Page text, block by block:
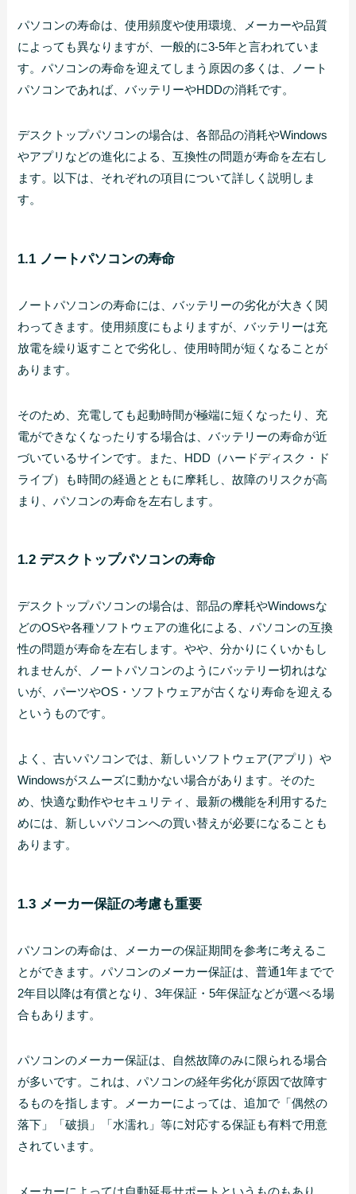
パソコンの寿命は、使用頻度や使用環境、メーカーや品質
によっても異なりますが、一般的に3-5年と言われていま
す。パソコンの寿命を迎えてしまう原因の多くは、ノート
パソコンであれば、バッテリーやHDDの消耗です。
デスクトップパソコンの場合は、各部品の消耗やWindows
やアプリなどの進化による、互換性の問題が寿命を左右し
ます。以下は、それぞれの項目について詳しく説明しま
す。
1.1 ノートパソコンの寿命
ノートパソコンの寿命には、バッテリーの劣化が大きく関
わってきます。使用頻度にもよりますが、バッテリーは充
放電を繰り返すことで劣化し、使用時間が短くなることが
あります。
そのため、充電しても起動時間が極端に短くなったり、充
電ができなくなったりする場合は、バッテリーの寿命が近
づいているサインです。また、HDD（ハードディスク・ド
ライブ）も時間の経過とともに摩耗し、故障のリスクが高
まり、パソコンの寿命を左右します。
1.2 デスクトップパソコンの寿命
デスクトップパソコンの場合は、部品の摩耗やWindowsな
どのOSや各種ソフトウェアの進化による、パソコンの互換
性の問題が寿命を左右します。やや、分かりにくいかもし
れませんが、ノートパソコンのようにバッテリー切れはな
いが、パーツやOS・ソフトウェアが古くなり寿命を迎える
というものです。
よく、古いパソコンでは、新しいソフトウェア(アプリ）や
Windowsがスムーズに動かない場合があります。そのた
め、快適な動作やセキュリティ、最新の機能を利用するた
めには、新しいパソコンへの買い替えが必要になることも
あります。
1.3 メーカー保証の考慮も重要
パソコンの寿命は、メーカーの保証期間を参考に考えるこ
とができます。パソコンのメーカー保証は、普通1年までで
2年目以降は有償となり、3年保証・5年保証などが選べる場
合もあります。
パソコンのメーカー保証は、自然故障のみに限られる場合
が多いです。これは、パソコンの経年劣化が原因で故障す
るものを指します。メーカーによっては、追加で「偶然の
落下」「破損」「水濡れ」等に対応する保証も有料で用意
されています。
メーカーによっては自動延長サポートというものもあり、